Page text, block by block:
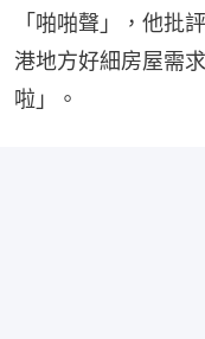
「啪啪聲」，他批
港地方好細房屋需
啦」。